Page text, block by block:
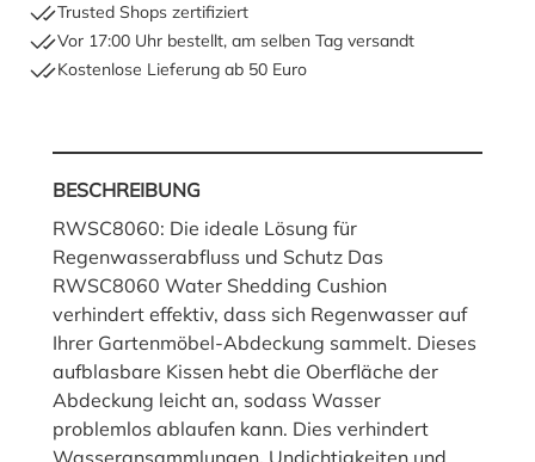
Trusted Shops zertifiziert
Vor 17:00 Uhr bestellt, am selben Tag versandt
Kostenlose Lieferung ab 50 Euro
BESCHREIBUNG
RWSC8060: Die ideale Lösung für
Regenwasserabfluss und Schutz Das
RWSC8060 Water Shedding Cushion
verhindert effektiv, dass sich Regenwasser auf
Ihrer Gartenmöbel-Abdeckung sammelt. Dieses
aufblasbare Kissen hebt die Oberfläche der
Abdeckung leicht an, sodass Wasser
problemlos ablaufen kann. Dies verhindert
Wasseransammlungen, Undichtigkeiten und